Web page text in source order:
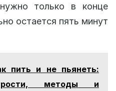
только в конце
остается пять минут
пить и не пьянеть:
методы и